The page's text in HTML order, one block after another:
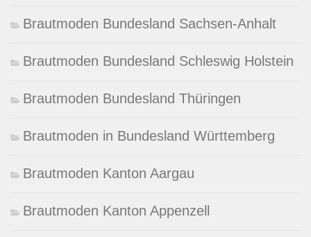
Brautmoden Bundesland Sachsen-Anhalt
Brautmoden Bundesland Schleswig Holstein
Brautmoden Bundesland Thüringen
Brautmoden in Bundesland Württemberg
Brautmoden Kanton Aargau
Brautmoden Kanton Appenzell